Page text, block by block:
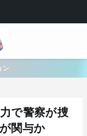
ン
で警察が捜
関与か